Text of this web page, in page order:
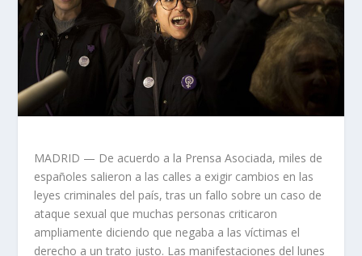
MADRID — De acuerdo a la Prensa Asociada, miles de
españoles salieron a las calles a exigir cambios en las
leyes criminales del país, tras un fallo sobre un caso de
ataque sexual que muchas personas criticaron
ampliamente diciendo que negaba a las víctimas el
derecho a un trato justo. Las manifestaciones del lunes